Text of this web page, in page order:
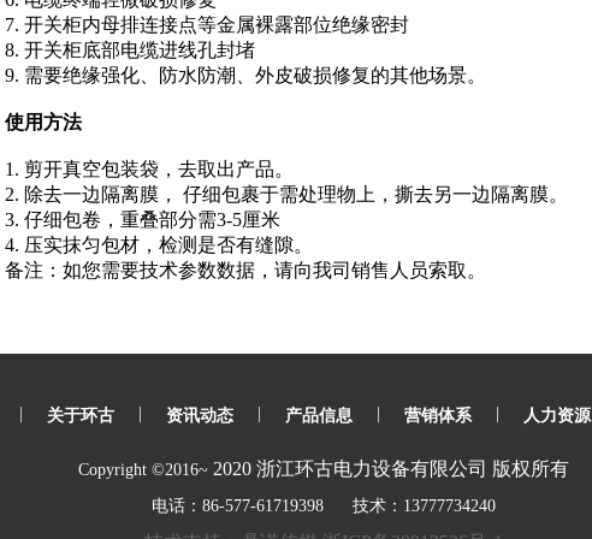
7. 开关柜内母排连接点等金属裸露部位绝缘密封
8. 开关柜底部电缆进线孔封堵
9. 需要绝缘强化、防水防潮、外皮破损修复的其他场景。
使用方法
1. 剪开真空包装袋，去取出产品。
2. 除去一边隔离膜， 仔细包裹于需处理物上，撕去另一边隔离膜。
3. 仔细包卷，重叠部分需3-5厘米
4. 压实抹匀包材，检测是否有缝隙。
备注：如您需要技术参数数据，请向我司销售人员索取。
关于环古 资讯动态 产品信息 营销体系 人力资源
Copyright ©2016~ 2020 浙江环古电力设备有限公司 版权所有
电话：86-577-61719398 技术：13777734240